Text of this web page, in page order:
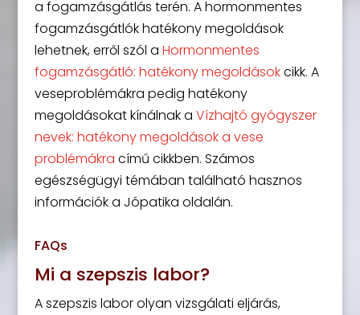
a fogamzásgátlás terén. A hormonmentes
fogamzásgátlók hatékony megoldások
lehetnek, erről szól a Hormonmentes
fogamzásgátló: hatékony megoldásokcikk. A
veseproblémákra pedig hatékony
megoldásokat kínálnak a Vízhajtó gyógyszer
nevek: hatékony megoldások a vese
problémákra című cikkben. Számos
egészségügyi témában található hasznos
információk a Jópatika oldalán.
FAQs
Mi a szepszis labor?
A szepszis labor olyan vizsgálati eljárás,